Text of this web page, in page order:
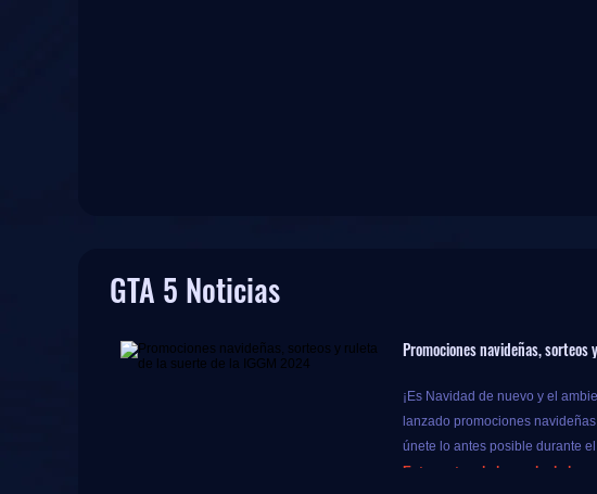
GTA 5 Noticias
Promociones navideñas,
¡Es Navidad de nuevo y el
lanzado promociones
únete lo antes posible durante
Este sorteo de la rueda de la